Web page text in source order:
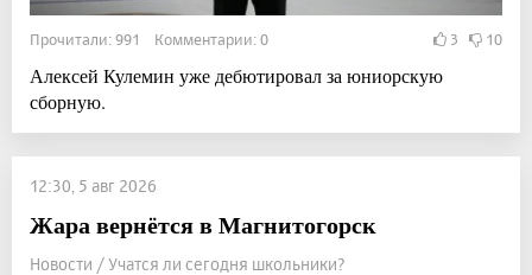
Прочитали: 991 Комментарии: 0 3 10
Алексей Кулемин уже дебютировал за юниорскую
сборную.
12:30, 5 авг 2026
Жара вернётся в Магнитогорск
Новости / Учатся ли сегодня школьники?